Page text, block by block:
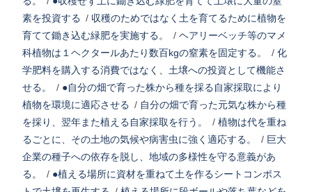
素を投資する / 収穫のためではなく土を育てるために植物を
育てて鋤き込む緑肥を実施する。
/ ヘアリーベッチ等のマメ
科植物は１ヘクタールあたり数百kgの窒素を固定する。
/ 化
学肥料を購入する消費ではなく、土壌への投資として機能さ
せる。
/ ●自分の畑で育った株から種を採る自家採取により
植物を環境に適応させる / 自分の畑で育った元気な株から種
を採り、翌年また植える自家採取を行う。
/ 植物は代を重ね
るごとに、その土地の気候や病害虫に強く適応する。
/ 巨大
企業の種子への依存を脱し、地域の多様性を守る意義があ
る。
/ ●植える場所に資材を重ねて土を作るシートコンポス